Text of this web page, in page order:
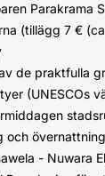
Parakrama
(tillägg 7 €
de praktfulla
(UNESCOs
och
- Nuwara